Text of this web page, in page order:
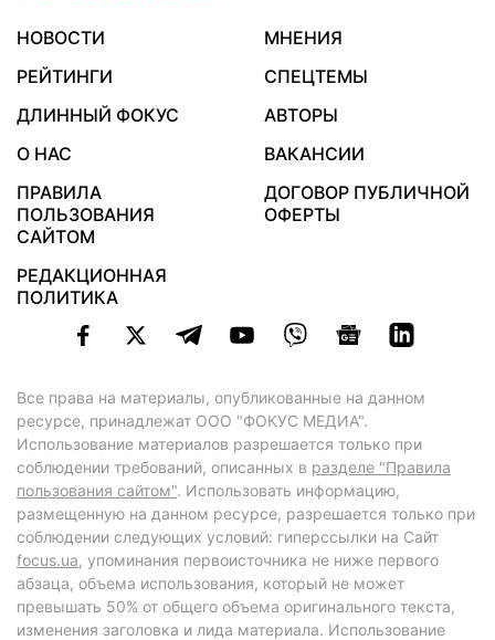
НОВОСТИ
МНЕНИЯ
РЕЙТИНГИ
СПЕЦТЕМЫ
ДЛИННЫЙ ФОКУС
АВТОРЫ
О НАС
ВАКАНСИИ
ПРАВИЛА
ПОЛЬЗОВАНИЯ
САЙТОМ
ДОГОВОР ПУБЛИЧНОЙ
ОФЕРТЫ
РЕДАКЦИОННАЯ
ПОЛИТИКА
Все права на материалы, опубликованные на данном
ресурсе, принадлежат ООО "ФОКУС МЕДИА".
Использование материалов разрешается только при
соблюдении требований, описанных в разделе "Правила
пользования сайтом". Использовать информацию,
размещенную на данном ресурсе, разрешается только при
соблюдении следующих условий: гиперссылки на Сайт
focus.ua, упоминания первоисточника не ниже первого
абзаца, объема использования, который не может
превышать 50% от общего объема оригинального текста,
изменения заголовка и лида материала. Использование